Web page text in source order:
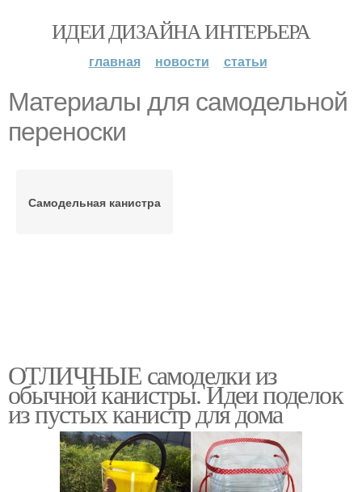
ИДЕИ ДИЗАЙНА ИНТЕРЬЕРА
главная новости статьи
Материалы для самодельной
переноски
Самодельная канистра
ОТЛИЧНЫЕ самоделки из
обычной канистры. Идеи поделок
из пустых канистр для дома